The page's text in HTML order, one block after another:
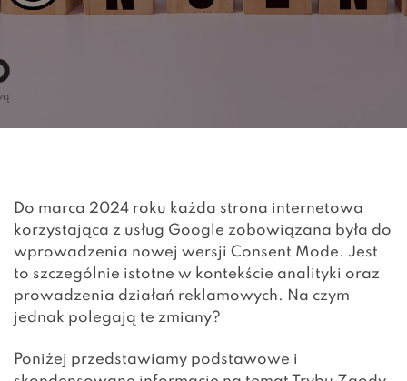
Do marca 2024 roku każda strona internetowa
korzystająca z usług Google zobowiązana była do
wprowadzenia nowej wersji Consent Mode. Jest
to szczególnie istotne w kontekście analityki oraz
prowadzenia działań reklamowych. Na czym
jednak polegają te zmiany?
Poniżej przedstawiamy podstawowe i